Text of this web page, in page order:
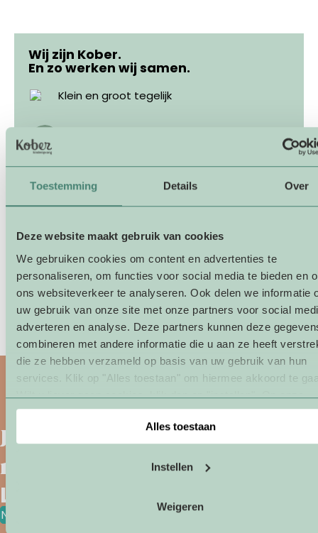
Toestemming Details Over
Deze website maakt gebruik van cookies
We gebruiken cookies om content en advertenties te
personaliseren, om functies voor social media te bieden en
ons websiteverkeer te analyseren. Ook delen we informatie
uw gebruik van onze site met onze partners voor social
adverteren en analyse. Deze partners kunnen deze
combineren met andere informatie die u aan ze heeft
die ze hebben verzameld op basis van uw gebruik van hun
services. Klik op "Alles toestaan" om hiermee akkoord te
Wilt u liever geen cookies, klik dan op "instellen". Op onze
privacypaginakunt u meer lezen over onze cookies.
Alles toestaan
Instellen
Weigeren
Wij zijn Kober.
En zo werken wij samen.
Klein en groot tegelijk
Bevlogen, verbindend en ondernemend
Ervaren en maatschappelijk
Ruimte voor ontwikkeling
Over ons
Jouw organisatie ook samen
met
?
Laat van je horen!
Neem contact op